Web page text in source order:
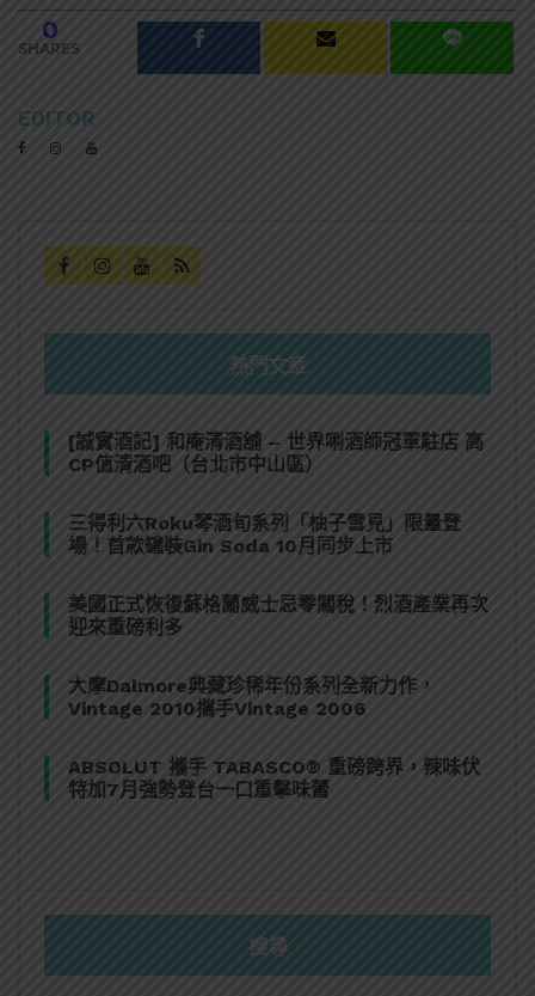
0
SHARES
EDITOR
熱門文章
[誠實酒記] 和庵清酒舖 – 世界唎酒師冠軍駐店 高
CP值清酒吧（台北市中山區）
三得利六Roku琴酒旬系列「柚子雪見」限量登
場！首款罐裝Gin Soda 10月同步上市
美國正式恢復蘇格蘭威士忌零關稅！烈酒產業再次
迎來重磅利多
大摩Dalmore典藏珍稀年份系列全新力作，
Vintage 2010攜手Vintage 2006
ABSOLUT 攜手 TABASCO® 重磅跨界，辣味伏
特加7月強勢登台一口重擊味蕾
搜尋